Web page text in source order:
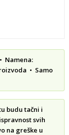
Namena:
• Samo
budu tačni i
svih
na greške u